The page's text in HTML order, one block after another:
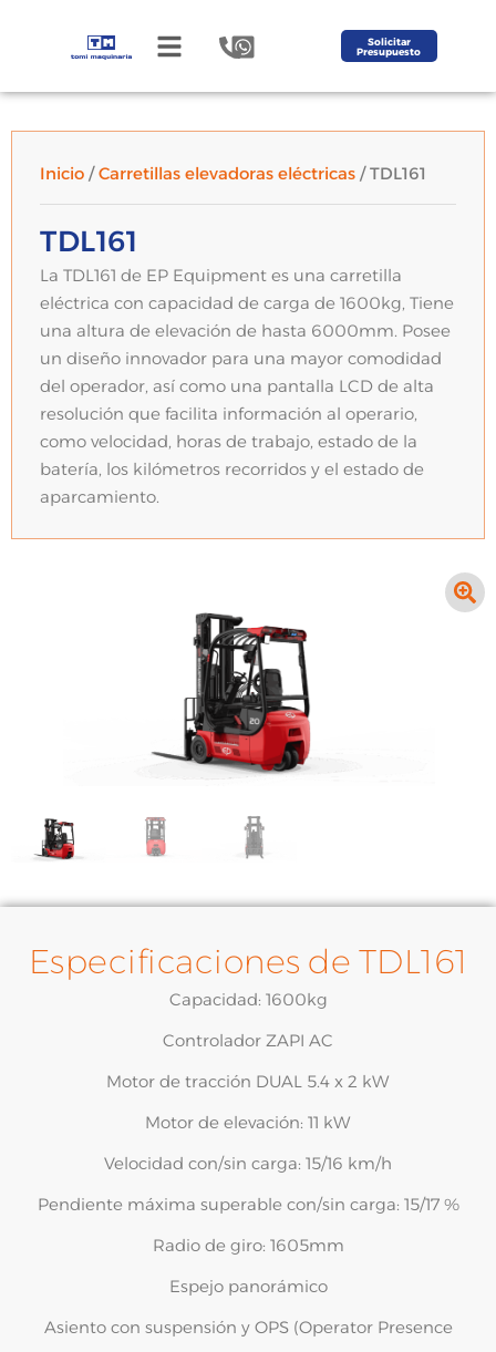
Solicitar
Presupuesto
Inicio /Carretillas elevadoras eléctricas / TDL161
TDL161
La TDL161 de EP Equipment es una carretilla
eléctrica con capacidad de carga de 1600kg, Tiene
una altura de elevación de hasta 6000mm. Posee
un diseño innovador para una mayor comodidad
del operador, así como una pantalla LCD de alta
resolución que facilita información al operario,
como velocidad, horas de trabajo, estado de la
batería, los kilómetros recorridos y el estado de
aparcamiento.
Especificaciones de TDL161
Capacidad: 1600kg
Controlador ZAPI AC
Motor de tracción DUAL 5.4 x 2 kW
Motor de elevación: 11 kW
Velocidad con/sin carga: 15/16 km/h
Pendiente máxima superable con/sin carga: 15/17 %
Radio de giro: 1605mm
Espejo panorámico
Asiento con suspensión y OPS (Operator Presence